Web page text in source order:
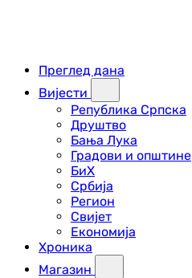
Преглед дана
Вијести
Република Српска
Друштво
Бања Лука
Градови и општине
БиХ
Србија
Регион
Свијет
Економија
Хроника
Магазин